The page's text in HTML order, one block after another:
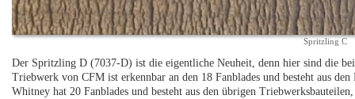
Spritzling C
Der Spritzling D (7037-D) ist die eigentliche Neuheit, denn hier sind die
Triebwerk von CFM ist erkennbar an den 18 Fanblades und besteht aus
Whitney hat 20 Fanblades und besteht aus den übrigen